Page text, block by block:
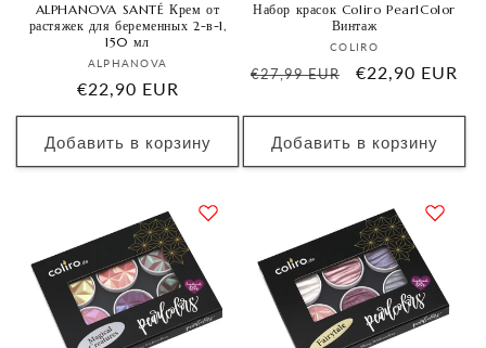
ALPHANOVA SANTÉ Крем от
растяжек для беременных 2-в-1,
150 мл
Продавец:
ALPHANOVA
Обычная
цена
€22,90 EUR
Добавить в корзину
Набор красок Coliro PearlColor
Винтаж
Продавец:
COLIRO
Обычная
€27,99 EUR
Цена
скидкой
€22,90 EUR
Добавить в корзину